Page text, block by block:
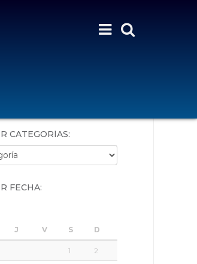
CATEGORÍAS:
FECHA:
J V S D
1 2